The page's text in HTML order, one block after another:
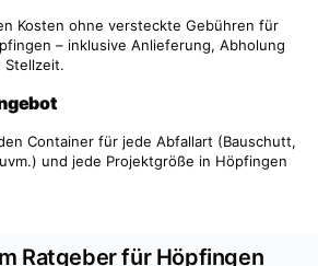
Kosten ohne versteckte Gebühren für
– inklusive Anlieferung, Abholung
Stellzeit.
Container für jede Abfallart (Bauschutt,
und jede Projektgröße in Höpfingen
Ratgeber für Höpfingen